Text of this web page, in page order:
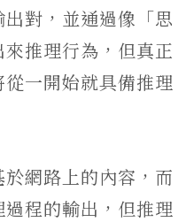
對，並通過像「思
推理行為，但真正
一開始就具備推理
網路上的內容，而
程的輸出，但推理